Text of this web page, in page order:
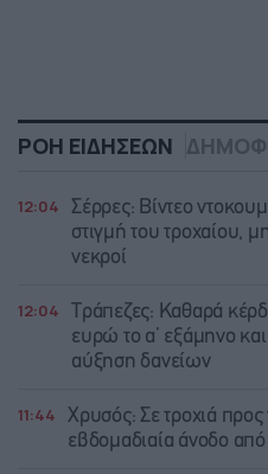
ΡΟΗ ΕΙΔΗΣΕΩΝ
12:04
Σέρρες: Βίντεο
στιγμή του τροχαίου,
νεκροί
12:04
Τράπεζες: Καθαρά
ευρώ το α’ εξάμηνο
αύξηση δανείων
11:44
Χρυσός: Σε τροχιά προς
εβδομαδιαία άνοδο από